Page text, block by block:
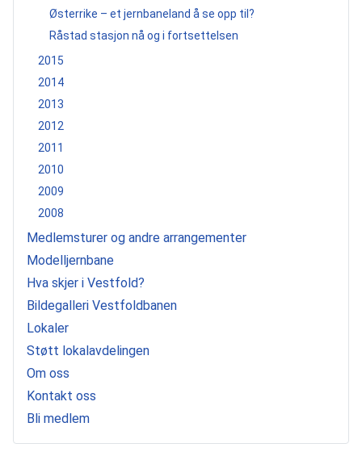
Østerrike – et jernbaneland å se opp til?
Råstad stasjon nå og i fortsettelsen
2015
2014
2013
2012
2011
2010
2009
2008
Medlemsturer og andre arrangementer
Modelljernbane
Hva skjer i Vestfold?
Bildegalleri Vestfoldbanen
Lokaler
Støtt lokalavdelingen
Om oss
Kontakt oss
Bli medlem